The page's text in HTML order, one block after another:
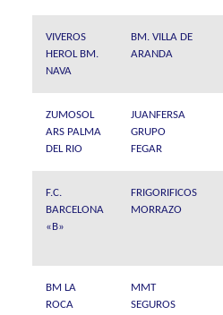
VIVEROS
HEROL BM.
NAVA
BM. VILLA DE
ARANDA
ZUMOSOL
ARS PALMA
DEL RIO
JUANFERSA
GRUPO
FEGAR
F.C.
BARCELONA
«B»
FRIGORIFICOS
MORRAZO
BM LA
ROCA
MMT
SEGUROS